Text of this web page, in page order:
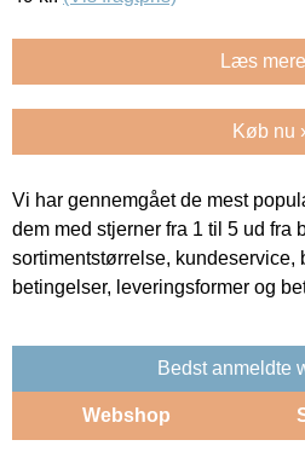
Læs
Køb nu
Vi har gennemgået de mest
dem med stjerner fra 1 til 5 ud fra
sortimentstørrelse, kundeservice,
betingelser, leveringsformer og
Bedst anmeldte
Webshop